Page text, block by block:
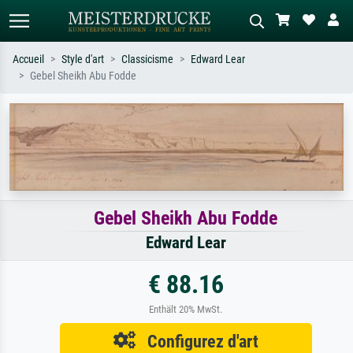
Recherchez par artiste, titre ou style –
ex. Monet, Nuit étoilée,
impressionnisme, vague de Hokusai,
nu.
abstrait avec beaucoup de rouge,
tableau sombre, nu debout près d'un
arbre.
Accueil Style d'art Classicisme
Edward Lear
Gebel Sheikh Abu Fodde
Gebel Sheikh Abu Fodde
Edward Lear
€ 88.16
Enthält 20% MwSt.
Configurez d'art